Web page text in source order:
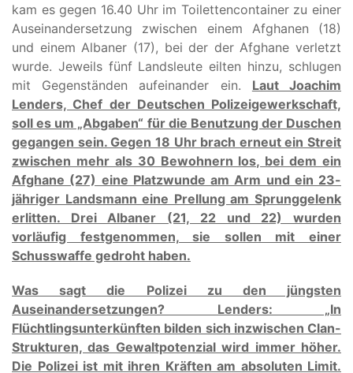
kam es gegen 16.40 Uhr im Toilettencontainer zu einer
Auseinandersetzung zwischen einem Afghanen (18)
und einem Albaner (17), bei der der Afghane verletzt
wurde. Jeweils fünf Landsleute eilten hinzu, schlugen
mit Gegenständen aufeinander ein. Laut Joachim
Lenders, Chef der Deutschen Polizeigewerkschaft,
soll es um „Abgaben“ für die Benutzung der Duschen
gegangen sein. Gegen 18 Uhr brach erneut ein Streit
zwischen mehr als 30 Bewohnern los, bei dem ein
Afghane (27) eine Platzwunde am Arm und ein 23-
jähriger Landsmann eine Prellung am Sprunggelenk
erlitten. Drei Albaner (21, 22 und 22) wurden
vorläufig festgenommen, sie sollen mit einer
Schusswaffe gedroht haben.
Was sagt die Polizei zu den jüngsten
Auseinandersetzungen? Lenders: „In
Flüchtlingsunterkünften bilden sich inzwischen Clan-
Strukturen, das Gewaltpotenzial wird immer höher.
Die Polizei ist mit ihren Kräften am absoluten Limit.